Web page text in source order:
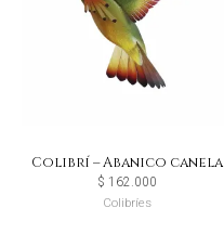
Colibrí – Abanico canela
$ 162.000
Colibríes